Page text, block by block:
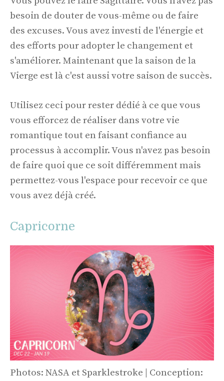
besoin de douter de vous-même ou de faire
des excuses. Vous avez investi de l'énergie et
des efforts pour adopter le changement et
s'améliorer. Maintenant que la saison de la
Vierge est là c'est aussi votre saison de succès.
Utilisez ceci pour rester dédié à ce que vous
vous efforcez de réaliser dans votre vie
romantique tout en faisant confiance au
processus à accomplir. Vous n'avez pas besoin
de faire quoi que ce soit différemment mais
permettez-vous l'espace pour recevoir ce que
vous avez déjà créé.
Capricorne
Photos: NASA et Sparklestroke | Conception: